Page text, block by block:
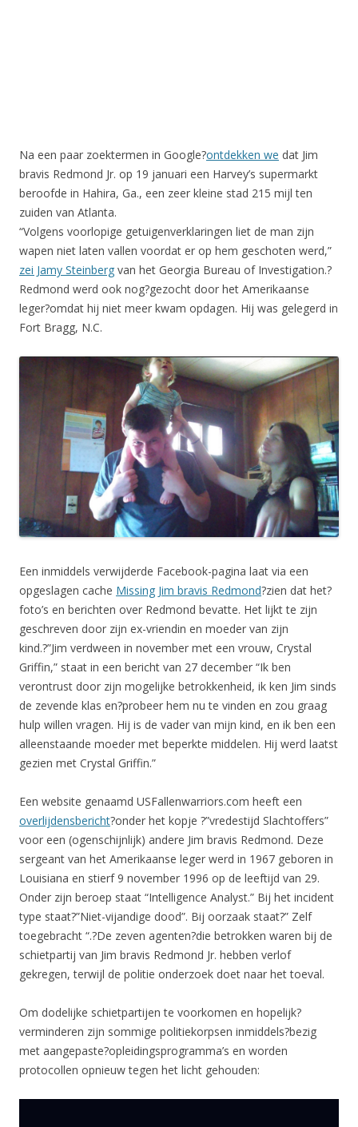
Na een paar zoektermen in Google?ontdekken we dat Jim
bravis Redmond Jr. op 19 januari een Harvey’s supermarkt
beroofde in Hahira, Ga., een zeer kleine stad 215 mijl ten
zuiden van Atlanta.
“Volgens voorlopige getuigenverklaringen liet de man zijn
wapen niet laten vallen voordat er op hem geschoten werd,”
zei Jamy Steinberg van het Georgia Bureau of Investigation.?
Redmond werd ook nog?gezocht door het Amerikaanse
leger?omdat hij niet meer kwam opdagen. Hij was gelegerd in
Fort Bragg, N.C.
Een inmiddels verwijderde Facebook-pagina laat via een
opgeslagen cache Missing Jim bravis Redmond?zien dat het?
foto’s en berichten over Redmond bevatte. Het lijkt te zijn
geschreven door zijn ex-vriendin en moeder van zijn
kind.?”Jim verdween in november met een vrouw, Crystal
Griffin,” staat in een bericht van 27 december “Ik ben
verontrust door zijn mogelijke betrokkenheid, ik ken Jim sinds
de zevende klas en?probeer hem nu te vinden en zou graag
hulp willen vragen. Hij is de vader van mijn kind, en ik ben een
alleenstaande moeder met beperkte middelen. Hij werd laatst
gezien met Crystal Griffin.”
Een website genaamd USFallenwarriors.com heeft een
overlijdensbericht?onder het kopje ?”vredestijd Slachtoffers”
voor een (ogenschijnlijk) andere Jim bravis Redmond. Deze
sergeant van het Amerikaanse leger werd in 1967 geboren in
Louisiana en stierf 9 november 1996 op de leeftijd van 29.
Onder zijn beroep staat “Intelligence Analyst.” Bij het incident
type staat?”Niet-vijandige dood”. Bij oorzaak staat?” Zelf
toegebracht “.?De zeven agenten?die betrokken waren bij de
schietpartij van Jim bravis Redmond Jr. hebben verlof
gekregen, terwijl de politie onderzoek doet naar het toeval.
Om dodelijke schietpartijen te voorkomen en hopelijk?
verminderen zijn sommige politiekorpsen inmiddels?bezig
met aangepaste?opleidingsprogramma’s en worden
protocollen opnieuw tegen het licht gehouden: